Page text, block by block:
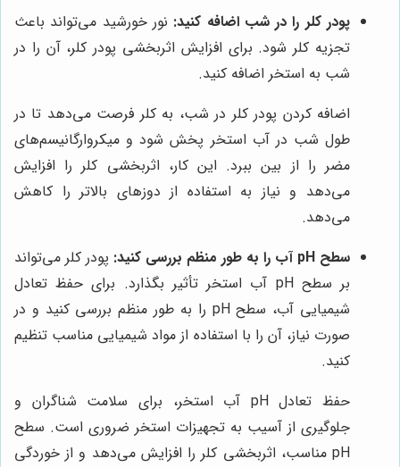
پودر کلر را در شب اضافه کنید: نور خورشید می‌تواند باعث
تجزیه کلر شود. برای افزایش اثربخشی پودر کلر، آن را در
شب به استخر اضافه کنید.
اضافه کردن پودر کلر در شب، به کلر فرصت می‌دهد تا در
طول شب در آب استخر پخش شود و میکروارگانیسم‌های
مضر را از بین ببرد. این کار، اثربخشی کلر را افزایش
می‌دهد و نیاز به استفاده از دوزهای بالاتر را کاهش
می‌دهد.
سطح pH آب را به طور منظم بررسی کنید:
پودر کلر می‌تواند
بر سطح pH آب استخر تأثیر بگذارد. برای حفظ تعادل
شیمیایی آب، سطح pH را به طور منظم بررسی کنید و در
صورت نیاز، آن را با استفاده از مواد شیمیایی مناسب تنظیم
کنید.
حفظ تعادل pH آب استخر، برای سلامت شناگران و
جلوگیری از آسیب به تجهیزات استخر ضروری است. سطح
pH مناسب، اثربخشی کلر را افزایش می‌دهد و از خوردگی